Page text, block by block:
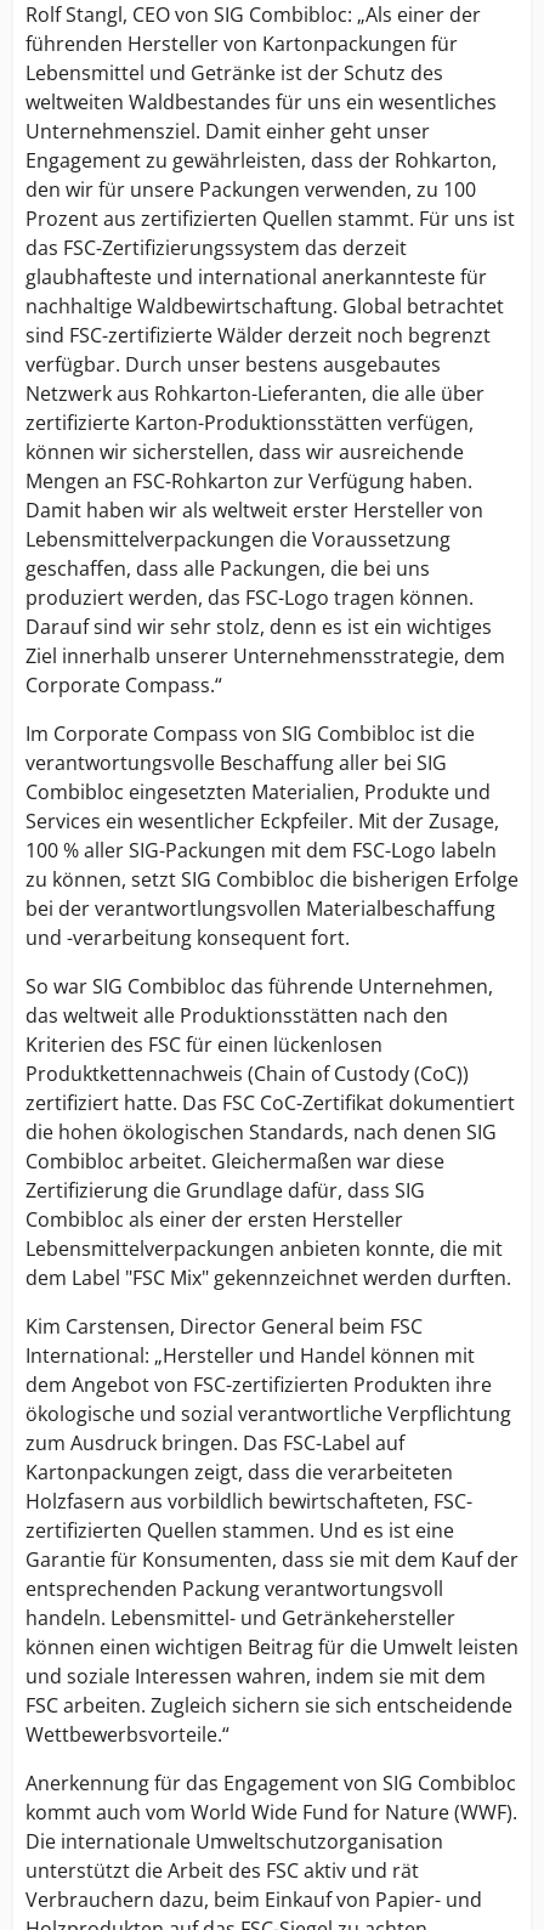
Rolf Stangl, CEO von SIG Combibloc: „Als einer der
führenden Hersteller von Kartonpackungen für
Lebensmittel und Getränke ist der Schutz des
weltweiten Waldbestandes für uns ein wesentliches
Unternehmensziel. Damit einher geht unser
Engagement zu gewährleisten, dass der Rohkarton,
den wir für unsere Packungen verwenden, zu 100
Prozent aus zertifizierten Quellen stammt. Für uns ist
das FSC-Zertifizierungssystem das derzeit
glaubhafteste und international anerkannteste für
nachhaltige Waldbewirtschaftung. Global betrachtet
sind FSC-zertifizierte Wälder derzeit noch begrenzt
verfügbar. Durch unser bestens ausgebautes
Netzwerk aus Rohkarton-Lieferanten, die alle über
zertifizierte Karton-Produktionsstätten verfügen,
können wir sicherstellen, dass wir ausreichende
Mengen an FSC-Rohkarton zur Verfügung haben.
Damit haben wir als weltweit erster Hersteller von
Lebensmittelverpackungen die Voraussetzung
geschaffen, dass alle Packungen, die bei uns
produziert werden, das FSC-Logo tragen können.
Darauf sind wir sehr stolz, denn es ist ein wichtiges
Ziel innerhalb unserer Unternehmensstrategie, dem
Corporate Compass.“
Im Corporate Compass von SIG Combibloc ist die
verantwortungsvolle Beschaffung aller bei SIG
Combibloc eingesetzten Materialien, Produkte und
Services ein wesentlicher Eckpfeiler. Mit der Zusage,
100 % aller SIG-Packungen mit dem FSC-Logo labeln
zu können, setzt SIG Combibloc die bisherigen Erfolge
bei der verantwortlungsvollen Materialbeschaffung
und -verarbeitung konsequent fort.
So war SIG Combibloc das führende Unternehmen,
das weltweit alle Produktionsstätten nach den
Kriterien des FSC für einen lückenlosen
Produktkettennachweis (Chain of Custody (CoC))
zertifiziert hatte. Das FSC CoC-Zertifikat dokumentiert
die hohen ökologischen Standards, nach denen SIG
Combibloc arbeitet. Gleichermaßen war diese
Zertifizierung die Grundlage dafür, dass SIG
Combibloc als einer der ersten Hersteller
Lebensmittelverpackungen anbieten konnte, die mit
dem Label "FSC Mix" gekennzeichnet werden durften.
Kim Carstensen, Director General beim FSC
International: „Hersteller und Handel können mit
dem Angebot von FSC-zertifizierten Produkten ihre
ökologische und sozial verantwortliche Verpflichtung
zum Ausdruck bringen. Das FSC-Label auf
Kartonpackungen zeigt, dass die verarbeiteten
Holzfasern aus vorbildlich bewirtschafteten, FSC-
zertifizierten Quellen stammen. Und es ist eine
Garantie für Konsumenten, dass sie mit dem Kauf der
entsprechenden Packung verantwortungsvoll
handeln. Lebensmittel- und Getränkehersteller
können einen wichtigen Beitrag für die Umwelt leisten
und soziale Interessen wahren, indem sie mit dem
FSC arbeiten. Zugleich sichern sie sich entscheidende
Wettbewerbsvorteile.“
Anerkennung für das Engagement von SIG Combibloc
kommt auch vom World Wide Fund for Nature (WWF).
Die internationale Umweltschutzorganisation
unterstützt die Arbeit des FSC aktiv und rät
Verbrauchern dazu, beim Einkauf von Papier- und